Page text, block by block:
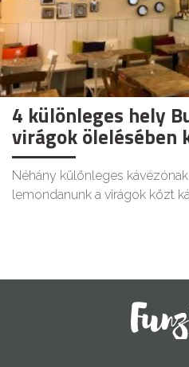
4 különleges hely
virágok ölelésében
Néhány különleges
lemondanunk a virágok közt